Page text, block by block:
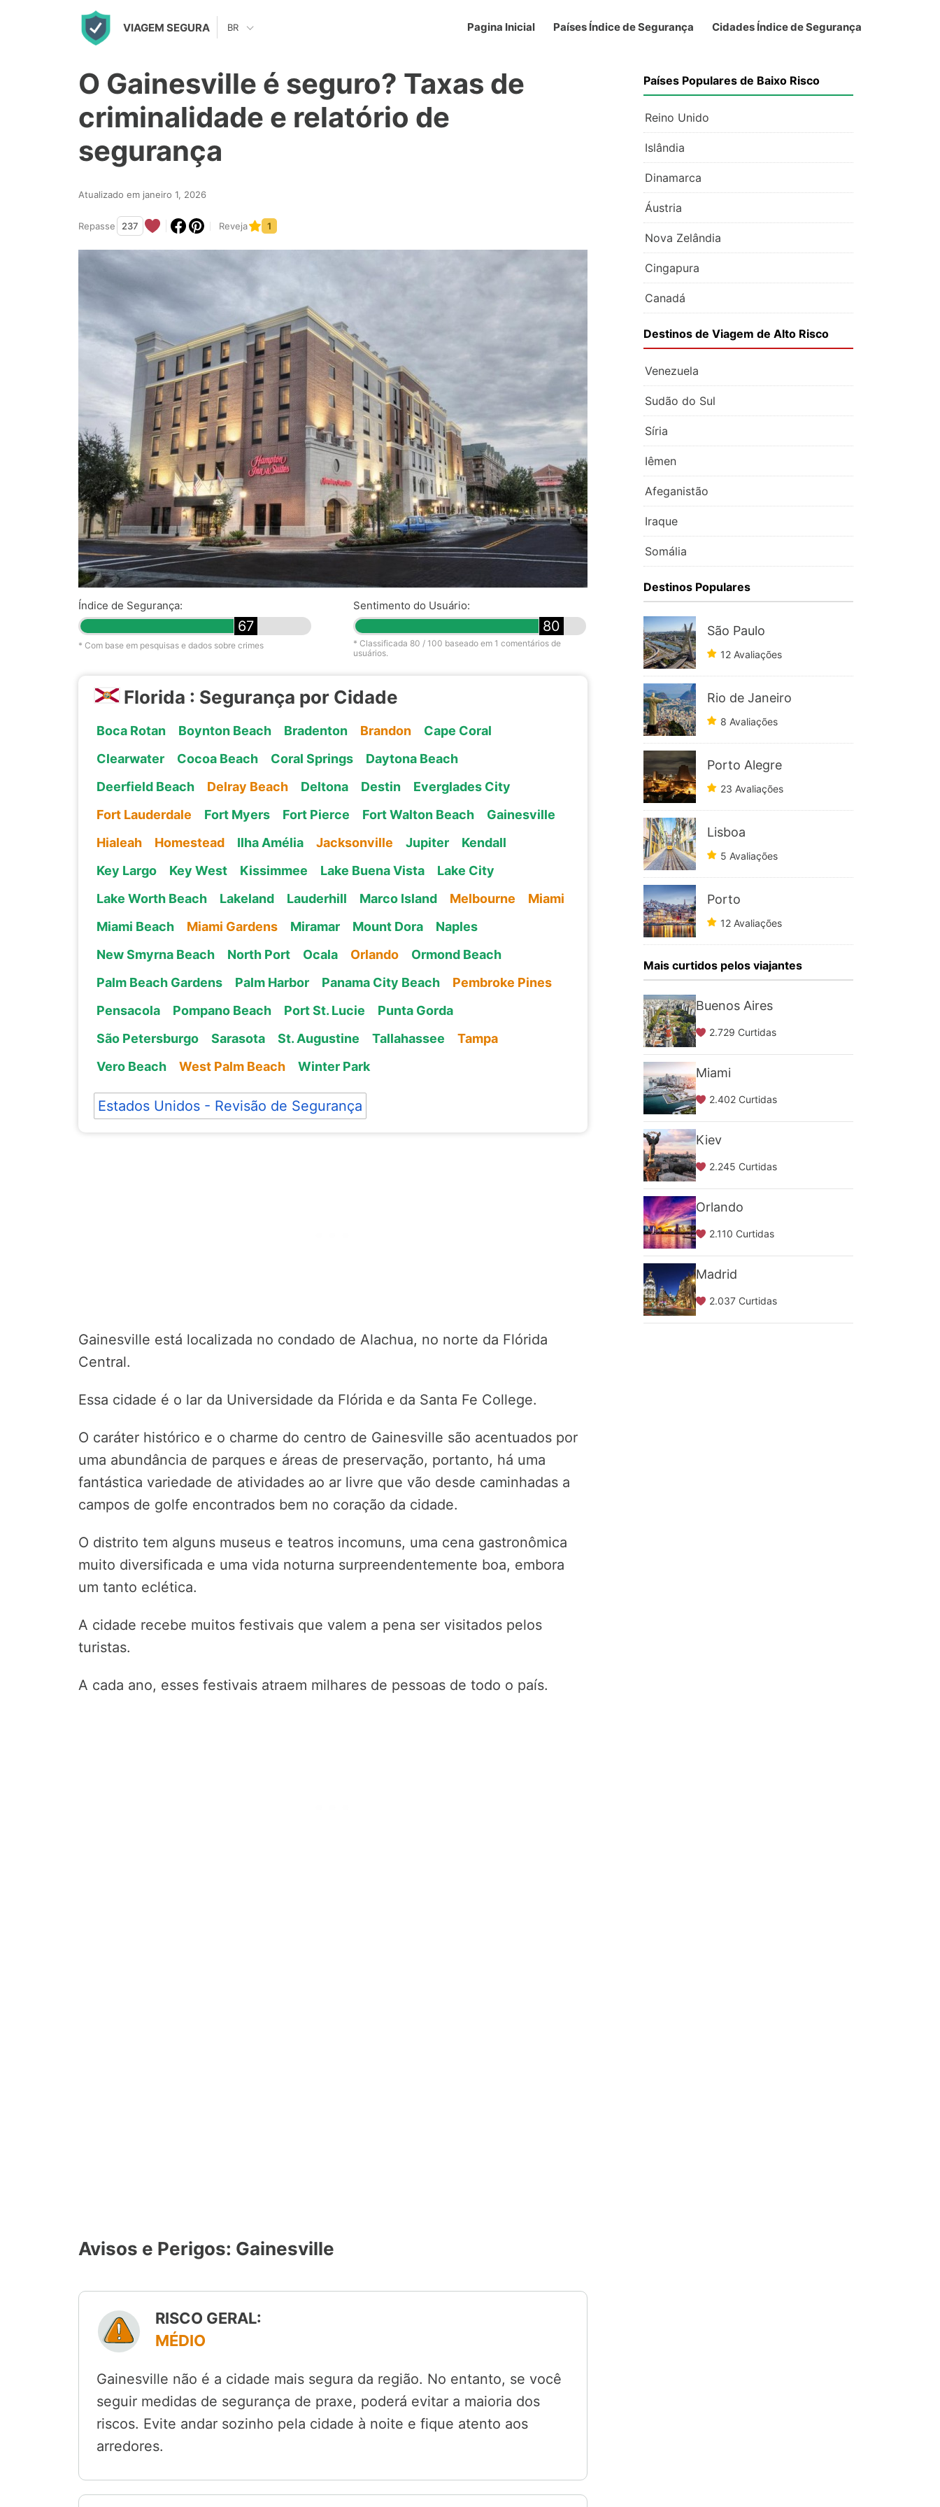
VIAGEM SEGURA Pagina Inicial Países Índice de Segurança Cidades Índice de Segurança
BR
O Gainesville é seguro? Taxas de
criminalidade e relatório de
segurança
Atualizado em janeiro 1, 2026
Repasse 237 Reveja 1
Índice de Segurança:
67
* Com base em pesquisas e dados sobre crimes
Sentimento do Usuário:
80
* Classificada 80 / 100 baseado em 1 comentários de
usuários.
Florida : Segurança por Cidade
Boca Rotan Boynton Beach Bradenton Brandon
Cape Coral
Clearwater
Cocoa Beach Coral Springs
Daytona Beach
Deerfield Beach
Delray Beach Deltona Destin
Everglades City
Fort Lauderdale
Fort Myers Fort Pierce Fort Walton Beach
Gainesville
Hialeah
Homestead Ilha Amélia Jacksonville Jupiter
Kendall
Key Largo
Key West Kissimmee Lake Buena Vista
Lake City
Lake Worth Beach
Lakeland Lauderhill Marco Island Melbourne
Miami
Miami Beach
Miami Gardens Miramar Mount Dora
Naples
New Smyrna Beach
North Port Ocala Orlando
Ormond Beach
Palm Beach Gardens
Palm Harbor Panama City Beach
Pembroke Pines
Pensacola
Pompano Beach Port St. Lucie
Punta Gorda
São Petersburgo
Sarasota St. Augustine Tallahassee
Tampa
Vero Beach
West Palm Beach Winter Park
Estados Unidos - Revisão de Segurança
Gainesville está localizada no condado de Alachua, no norte da Flórida
Central.
Essa cidade é o lar da Universidade da Flórida e da Santa Fe College.
O caráter histórico e o charme do centro de Gainesville são acentuados por
uma abundância de parques e áreas de preservação, portanto, há uma
fantástica variedade de atividades ao ar livre que vão desde caminhadas a
campos de golfe encontrados bem no coração da cidade.
O distrito tem alguns museus e teatros incomuns, uma cena gastronômica
muito diversificada e uma vida noturna surpreendentemente boa, embora
um tanto eclética.
A cidade recebe muitos festivais que valem a pena ser visitados pelos
turistas.
A cada ano, esses festivais atraem milhares de pessoas de todo o país.
Avisos e Perigos: Gainesville
RISCO GERAL:
MÉDIO
Gainesville não é a cidade mais segura da região. No entanto, se você
seguir medidas de segurança de praxe, poderá evitar a maioria dos
riscos. Evite andar sozinho pela cidade à noite e fique atento aos
arredores.
Países Populares de Baixo Risco
Reino Unido
Islândia
Dinamarca
Áustria
Nova Zelândia
Cingapura
Canadá
Destinos de Viagem de Alto Risco
Venezuela
Sudão do Sul
Síria
Iêmen
Afeganistão
Iraque
Somália
Destinos Populares
São Paulo
12 Avaliações
Rio de Janeiro
8 Avaliações
Porto Alegre
23 Avaliações
Lisboa
5 Avaliações
Porto
12 Avaliações
Mais curtidos pelos viajantes
Buenos Aires
2.729 Curtidas
Miami
2.402 Curtidas
Kiev
2.245 Curtidas
Orlando
2.110 Curtidas
Madrid
2.037 Curtidas